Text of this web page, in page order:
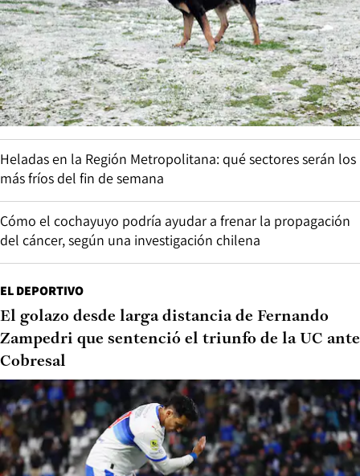
Heladas en la Región Metropolitana: qué sectores serán los
más fríos del fin de semana
Cómo el cochayuyo podría ayudar a frenar la propagación
del cáncer, según una investigación chilena
EL DEPORTIVO
El golazo desde larga distancia de Fernando
Zampedri que sentenció el triunfo de la UC ante
Cobresal